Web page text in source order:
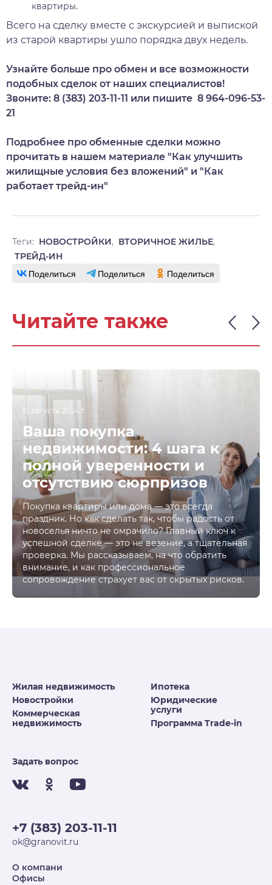
квартиры.
Всего на сделку вместе с экскурсией и выпиской
из старой квартиры ушло порядка двух недель.
Узнайте больше про обмен и все возможности
подобных сделок от наших специалистов!
Звоните: 8 (383) 203-11-11 или пишите 8 964-096-53-
21
Подробнее про обменные сделки можно
прочитать в нашем материале "Как улучшить
жилищные условия без вложений" и "Как
работает трейд-ин"
Теги: НОВОСТРОЙКИ, ВТОРИЧНОЕ ЖИЛЬЕ,
ТРЕЙД-ИН
Поделиться Поделиться Поделиться
Читайте также
СТАТЬИ
15 августа 2024 г.
Ваша покупка
недвижимости: 4 шага к
полной уверенности и
отсутствию сюрпризов
Покупка квартиры или дома — это всегда
праздник. Но как сделать так, чтобы радость от
новоселья ничто не омрачило? Главный ключ к
успешной сделке — это не везение, а тщательная
проверка. Мы рассказываем, на что обратить
внимание, и как профессиональное
сопровождение страхует вас от скрытых рисков.
Жилая недвижимость
Новостройки
Коммерческая
недвижимость
Ипотека
Юридические
услуги
Программа Trade-in
Задать вопрос
+7 (383) 203-11-11
ok@granovit.ru
О компани
Офисы